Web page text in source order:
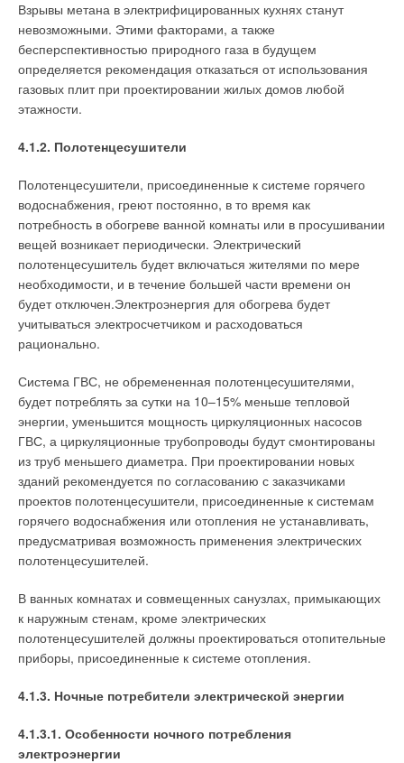
Взрывы метана в электрифицированных кухнях станут
невозможными. Этими факторами, а также
бесперспективностью природного газа в будущем
определяется рекомендация отказаться от использования
газовых плит при проектировании жилых домов любой
этажности.
4.1.2. Полотенцесушители
Полотенцесушители, присоединенные к системе горячего
водоснабжения, греют постоянно, в то время как
потребность в обогреве ванной комнаты или в просушивании
вещей возникает периодически. Электрический
полотенцесушитель будет включаться жителями по мере
необходимости, и в течение большей части времени он
будет отключен.Электроэнергия для обогрева будет
учитываться электросчетчиком и расходоваться
рационально.
Система ГВС, не обремененная полотенцесушителями,
будет потреблять за сутки на 10–15% меньше тепловой
энергии, уменьшится мощность циркуляционных насосов
ГВС, а циркуляционные трубопроводы будут смонтированы
из труб меньшего диаметра. При проектировании новых
зданий рекомендуется по согласованию с заказчиками
проектов полотенцесушители, присоединенные к системам
горячего водоснабжения или отопления не устанавливать,
предусматривая возможность применения электрических
полотенцесушителей.
В ванных комнатах и совмещенных санузлах, примыкающих
к наружным стенам, кроме электрических
полотенцесушителей должны проектироваться отопительные
приборы, присоединенные к системе отопления.
4.1.3. Ночные потребители электрической энергии
4.1.3.1. Особенности ночного потребления
электроэнергии